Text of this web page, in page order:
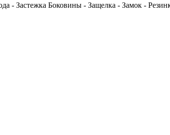
- Застежка Боковины - Защелка - Замок -